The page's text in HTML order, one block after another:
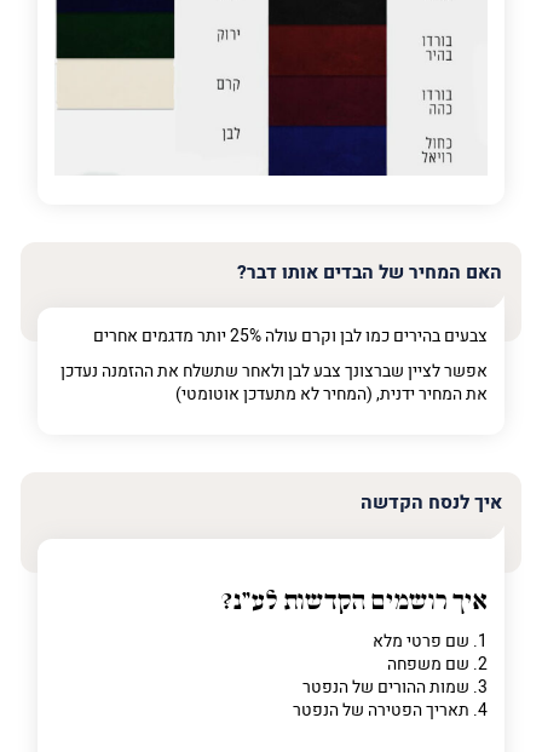
פרט על מה מדובר
האם המחיר של הבדים אותו דבר?
צבעים בהירים כמו לבן וקרם עולה 25% יותר מדגמים אחרים
אפשר לציין שברצונך צבע לבן ולאחר שתשלח את ההזמנה נעדכן
את המחיר ידנית, (המחיר לא מתעדכן אוטומטי)
איך לנסח הקדשה
איך רושמים הקדשות לע"נ?
1. שם פרטי מלא
2. שם משפחה
3. שמות ההורים של הנפטר
4. תאריך הפטירה של הנפטר